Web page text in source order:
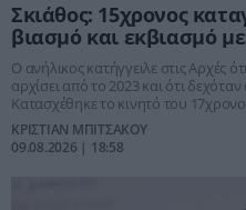
Σκιάθος: 15χρονος
βιασμό και εκβιασμό
Ο ανήλικος κατήγγειλε στις Αρχές
αρχίσει από το 2023 και ότι
Κατασχέθηκε το κινητό του
για όσα συνέβησαν.
ΚΡΙΣΤΙΑΝ ΜΠΙΤΣΑΚΟΥ
09.08.2026 | 18:58